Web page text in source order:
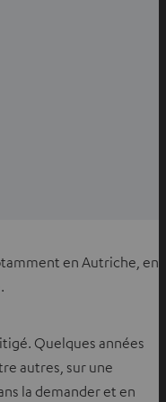
en Autriche, en
Quelques années
autres, sur une
la demander et en